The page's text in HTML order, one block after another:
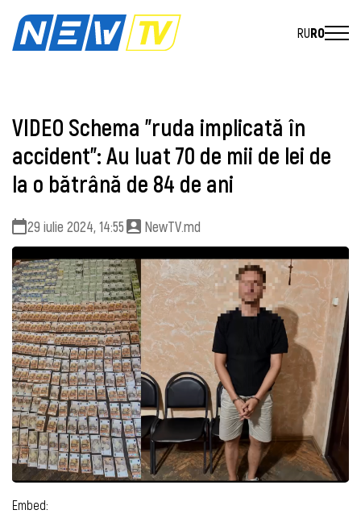
RURO
VIDEO Schema "ruda implicată în
accident": Au luat 70 de mii de lei de
la o bătrână de 84 de ani
29 iulie 2024, 14:55 NewTV.md
Embed: